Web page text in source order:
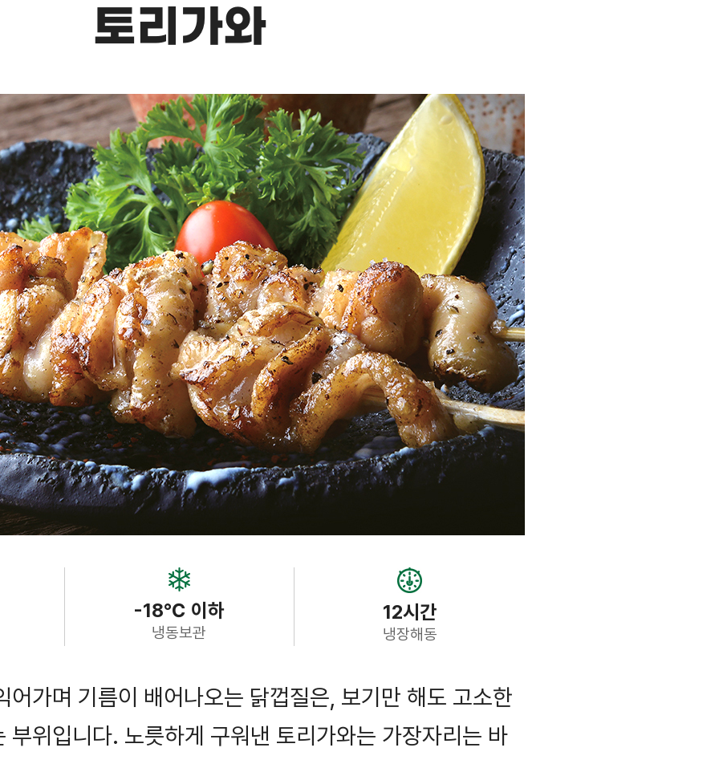
토리가와
-18℃ 이하
냉동보관
12시간
냉장해동
어가며 기름이 배어나오는 닭껍질은, 보기만 해도 고소한
부위입니다. 노릇하게 구워낸 토리가와는 가장자리는 바